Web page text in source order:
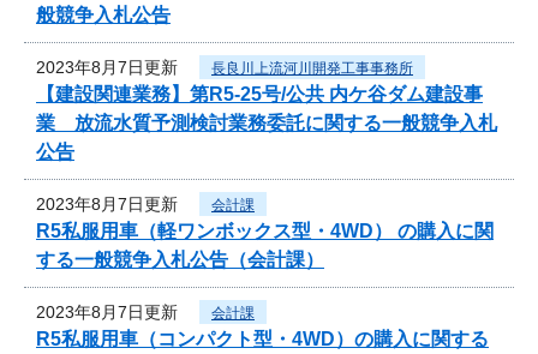
般競争入札公告
2023年8月7日更新 長良川上流河川開発工事事務所
【建設関連業務】第R5-25号/公共 内ケ谷ダム建設事
業 放流水質予測検討業務委託に関する一般競争入札
公告
2023年8月7日更新 会計課
R5私服用車（軽ワンボックス型・4WD） の購入に関
する一般競争入札公告（会計課）
2023年8月7日更新 会計課
R5私服用車（コンパクト型・4WD）の購入に関する